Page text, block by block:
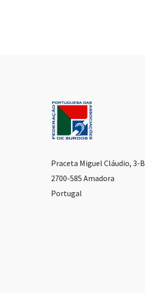
Praceta Miguel Cláudio, 3-B
2700-585 Amadora
Portugal